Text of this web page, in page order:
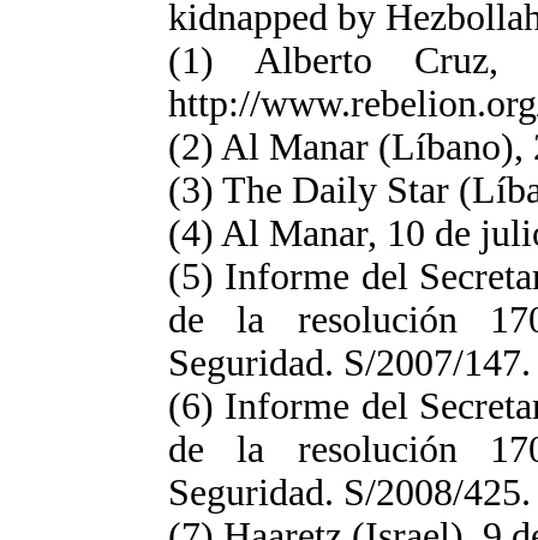
kidnapped by
(1) Alberto Cruz,
http://
(2) Al Manar (Líbano),
(3) The Daily Star
(4) Al Manar, 10 de
(5) Informe del
de la resolución
Seguridad. S/2007/
(6) Informe del
de la resolución
Seguridad. S/2008/